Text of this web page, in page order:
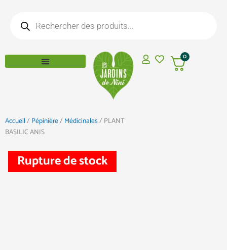
contenuproduits
0
Accueil/ Pépinière/ Médicinales/ PLANT
BASILIC ANIS
Rupture de stock